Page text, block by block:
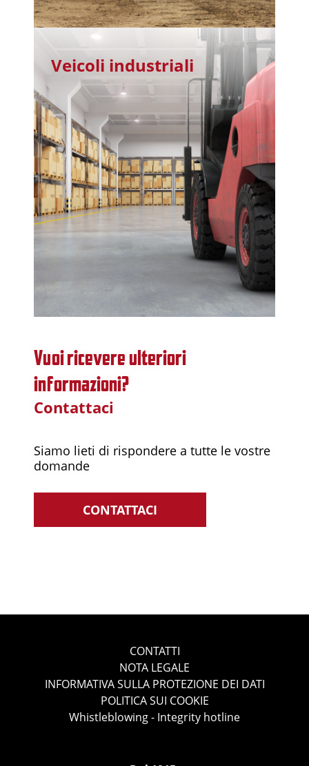
Veicoli industriali
Vuoi ricevere ulteriori
informazioni?
Contattaci
Siamo lieti di rispondere a tutte le vostre
domande
CONTATTACI
CONTATTI
NOTA LEGALE
INFORMATIVA SULLA PROTEZIONE DEI DATI
POLITICA SUI COOKIE
Whistleblowing - Integrity hotline